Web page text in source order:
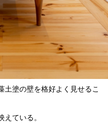
土塗の壁を格好よく見せるこ
ている。